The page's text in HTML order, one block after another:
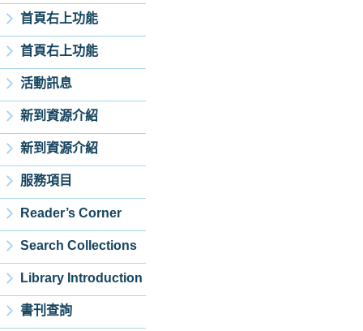
首頁右上功能
首頁右上功能
活動訊息
新到資源介紹
新到資源介紹
服務項目
Reader’s Corner
Search Collections
Library Introduction
書刊查詢